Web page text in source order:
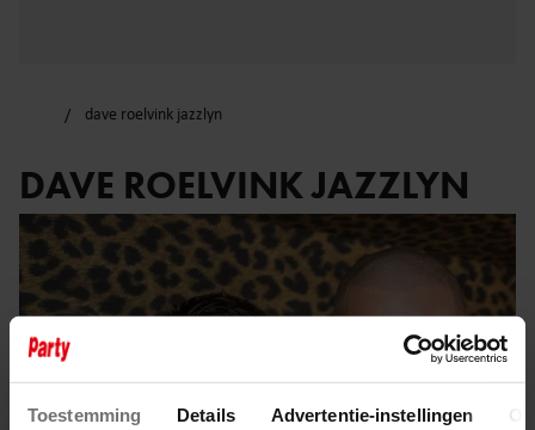
Toestemming Details Advertentie-instellingen
dave roelvink jazzlyn
DAVE ROELVINK JAZZLYN